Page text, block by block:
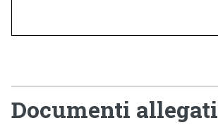
Documenti allegati